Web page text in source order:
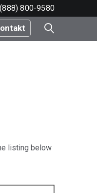
800-9580
listing below